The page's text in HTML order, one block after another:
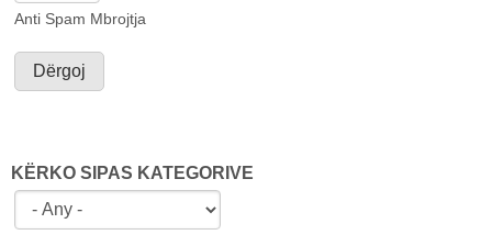
Anti Spam Mbrojtja
KËRKO SIPAS KATEGORIVE